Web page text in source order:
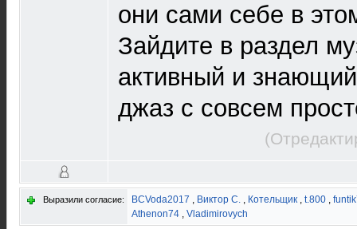
они сами себе в
Зайдите в раздел
активный и
джаз с совсем
Выразили согласие: BCVoda2017 , Виктор С. , Котельщик , t.800 ,
Athenon74 , Vladimirovych